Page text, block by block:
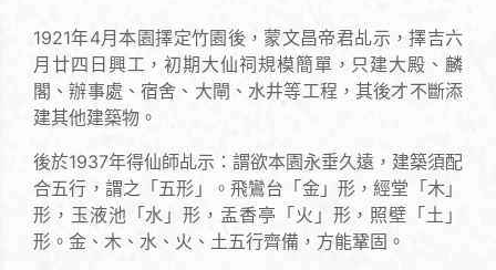
1921年4月本園擇定竹園後，蒙文昌帝君乩示，擇吉六
月廿四日興工，初期大仙祠規模簡單，只建大殿、麟
閣、辦事處、宿舍、大閘、水井等工程，其後才不斷添
建其他建築物。
後於1937年得仙師乩示：謂欲本園永垂久遠，建築須配
合五行，謂之「五形」。飛鸞台「金」形，經堂「木」
形，玉液池「水」形，盂香亭「火」形，照壁「土」
形。金、木、水、火、土五行齊備，方能鞏固。